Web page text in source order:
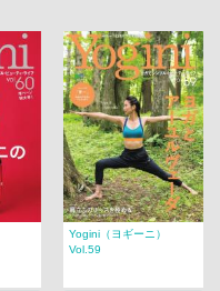
Yogini（ヨギーニ）
Vol.59